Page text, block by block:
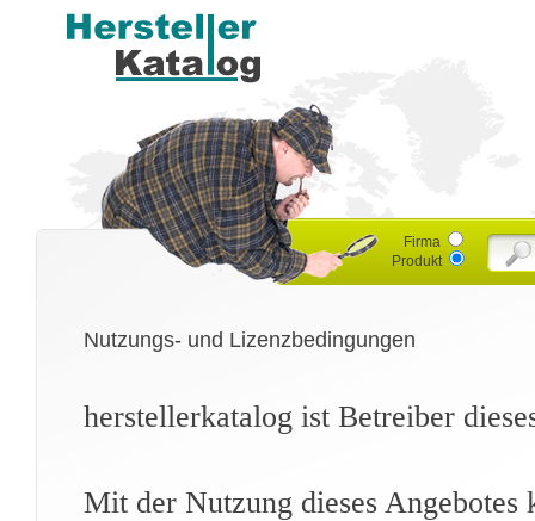
Firma
Produkt
Nutzungs- und Lizenzbedingungen
herstellerkatalog ist Betreiber
Mit der Nutzung dieses